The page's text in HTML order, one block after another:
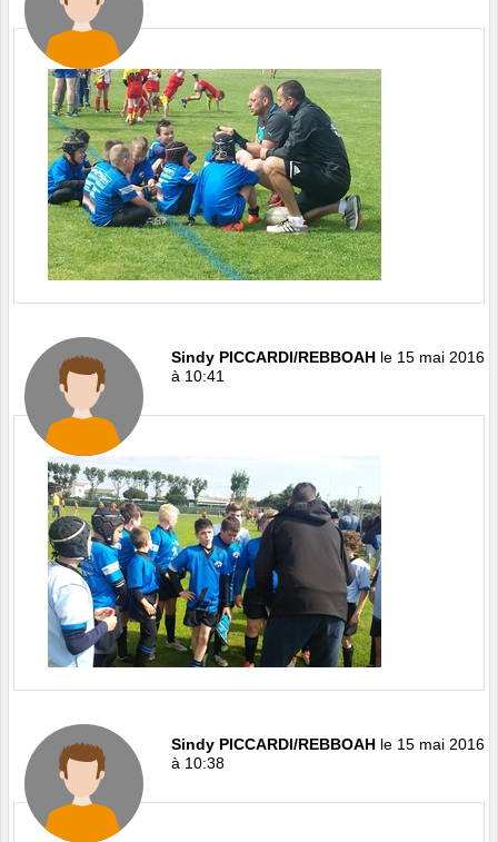
Sindy PICCARDI/REBBOAH le 15 mai 2016
à 10:41
Sindy PICCARDI/REBBOAH le 15 mai 2016
à 10:38